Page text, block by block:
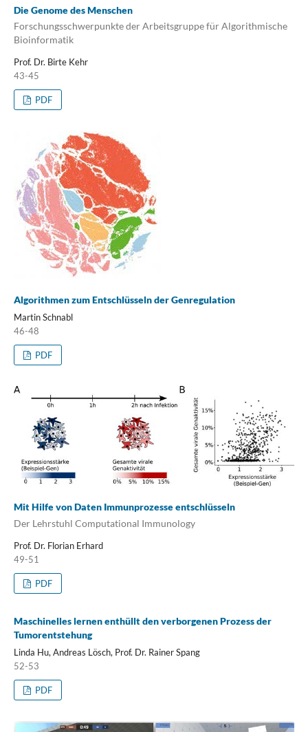
Die Genome des Menschen
Forschungsschwerpunkte der Arbeitsgruppe für Algorithmische
Bioinformatik
Prof. Dr. Birte Kehr
43-45
PDF
Algorithmen zum Entschlüsseln der Genregulation
Martin Schnabl
46-48
PDF
Mit Hilfe von Daten Immunprozesse entschlüsseln
Der Lehrstuhl Computational Immunology
Prof. Dr. Florian Erhard
49-51
PDF
Maschinelles lernen enthüllt den verborgenen Prozess der
Tumorentstehung
Linda Hu, Andreas Lösch, Prof. Dr. Rainer Spang
52-53
PDF